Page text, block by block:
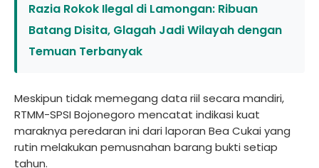
Razia Rokok Ilegal di Lamongan: Ribuan
Batang Disita, Glagah Jadi Wilayah dengan
Temuan Terbanyak
Meskipun tidak memegang data riil secara mandiri,
RTMM-SPSI Bojonegoro mencatat indikasi kuat
maraknya peredaran ini dari laporan Bea Cukai yang
rutin melakukan pemusnahan barang bukti setiap
tahun.